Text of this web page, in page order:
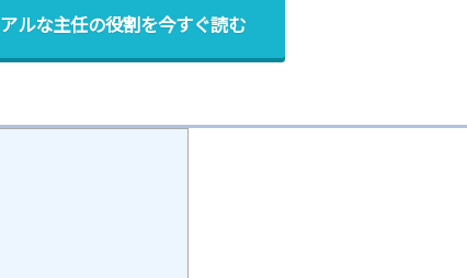
ルな主任の役割 を今すぐ読む